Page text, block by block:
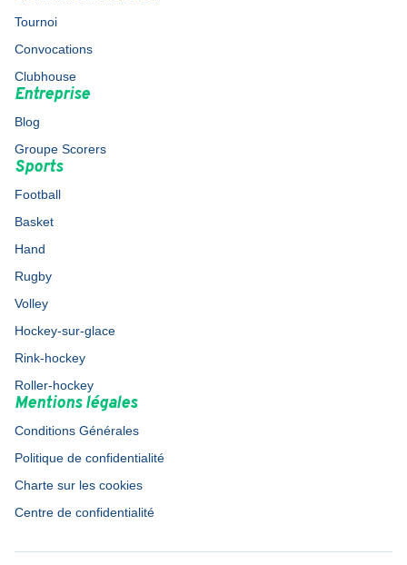
Tournoi
Convocations
Clubhouse
Entreprise
Blog
Groupe Scorers
Sports
Football
Basket
Hand
Rugby
Volley
Hockey-sur-glace
Rink-hockey
Roller-hockey
Mentions légales
Conditions Générales
Politique de confidentialité
Charte sur les cookies
Centre de confidentialité